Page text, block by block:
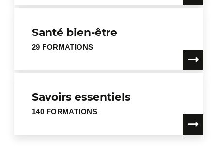
Santé bien-être
29 FORMATIONS
Savoirs essentiels
140 FORMATIONS